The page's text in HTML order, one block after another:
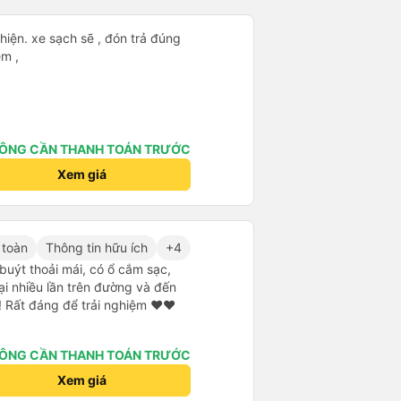
xe sạch sẽ , đón trả đúng
,
CẦN THANH TOÁN TRƯỚC
Xem giá
Thông tin hữu ích
+4
thoải mái, có ổ cắm sạc,
nhiều lần trên đường và đến
Rất đáng để trải nghiệm ♥️♥️
CẦN THANH TOÁN TRƯỚC
Xem giá